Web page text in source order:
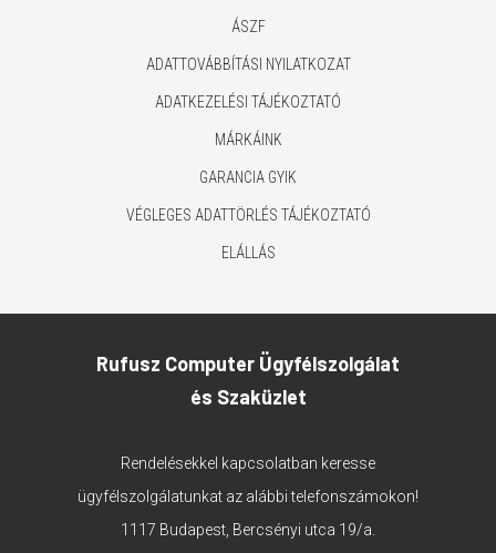
ÁSZF
ADATTOVÁBBÍTÁSI NYILATKOZAT
ADATKEZELÉSI TÁJÉKOZTATÓ
MÁRKÁINK
GARANCIA GYIK
VÉGLEGES ADATTÖRLÉS TÁJÉKOZTATÓ
ELÁLLÁS
Rufusz Computer Ügyfélszolgálat
és Szaküzlet
Rendelésekkel kapcsolatban keresse
ügyfélszolgálatunkat az alábbi telefonszámokon!
1117 Budapest, Bercsényi utca 19/a.